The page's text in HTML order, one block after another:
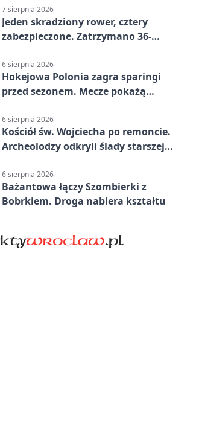
7 sierpnia 2026
Jeden skradziony rower, cztery
zabezpieczone. Zatrzymano 36-
6 sierpnia 2026
Hokejowa Polonia zagra sparingi
przed sezonem. Mecze pokażą
6 sierpnia 2026
Kościół św. Wojciecha po remoncie.
Archeolodzy odkryli ślady starszej
6 sierpnia 2026
Bażantowa łączy Szombierki z
Bobrkiem. Droga nabiera kształtu